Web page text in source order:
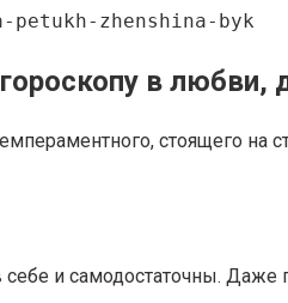
petukh-zhenshina-byk
в любви,
стоящего на
и самодостаточны.